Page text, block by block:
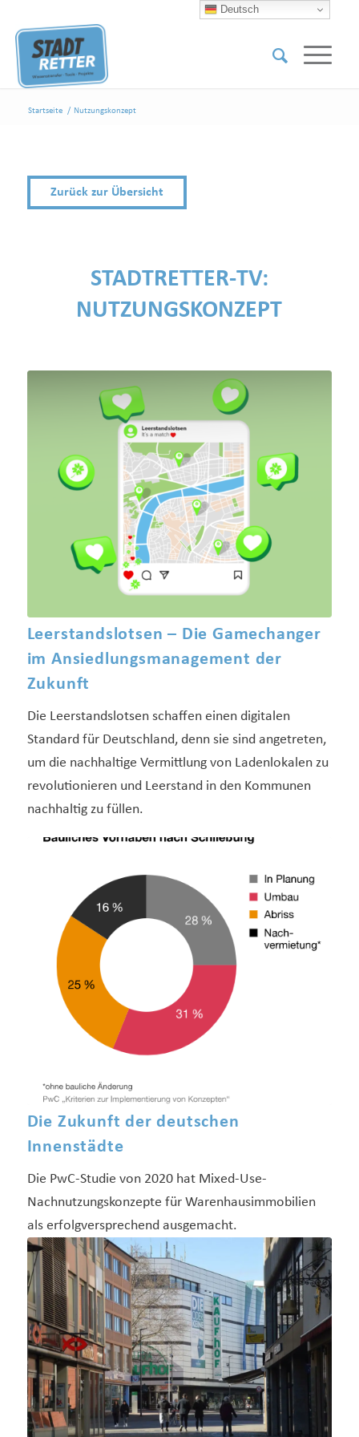
Startseite / Nutzungskonzept
Zurück zur Übersicht
STADTRETTER-TV:
NUTZUNGSKONZEPT
Leerstandslotsen – Die Gamechanger
im Ansiedlungsmanagement der
Zukunft
Die Leerstandslotsen schaffen einen digitalen
Standard für Deutschland, denn sie sind angetreten,
um die nachhaltige Vermittlung von Ladenlokalen zu
revolutionieren und Leerstand in den Kommunen
nachhaltig zu füllen.
Die Zukunft der deutschen
Innenstädte
Die PwC-Studie von 2020 hat Mixed-Use-
Nachnutzungskonzepte für Warenhausimmobilien
als erfolgversprechend ausgemacht.
Deutsch